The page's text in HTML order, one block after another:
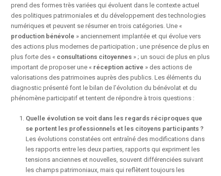
prend des formes très variées qui évoluent dans le contexte actuel
des politiques patrimoniales et du développement des technologies
numériques et peuvent se résumer en trois catégories. Une «
production bénévole » anciennement implantée et qui évolue vers
des actions plus modernes de participation ; une présence de plus en
plus forte des « consultations citoyennes » ; un souci de plus en plus
important de proposer une « réception active » des actions de
valorisations des patrimoines auprès des publics. Les éléments du
diagnostic présenté font le bilan de l’évolution du bénévolat et du
phénomène participatif et tentent de répondre à trois questions :
Quelle évolution se voit dans les regards réciproques que
se portent les professionnels et les citoyens participants ?
Les évolutions constatées ont entraîné des modifications dans
les rapports entre les deux parties, rapports qui expriment les
tensions anciennes et nouvelles, souvent différenciées suivant
les champs patrimoniaux, mais qui reflètent toujours les